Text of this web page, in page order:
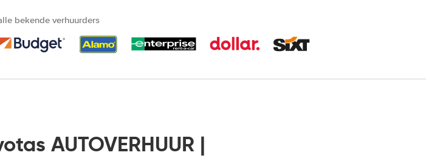
bekende verhuurders
AUTOVERHUUR |